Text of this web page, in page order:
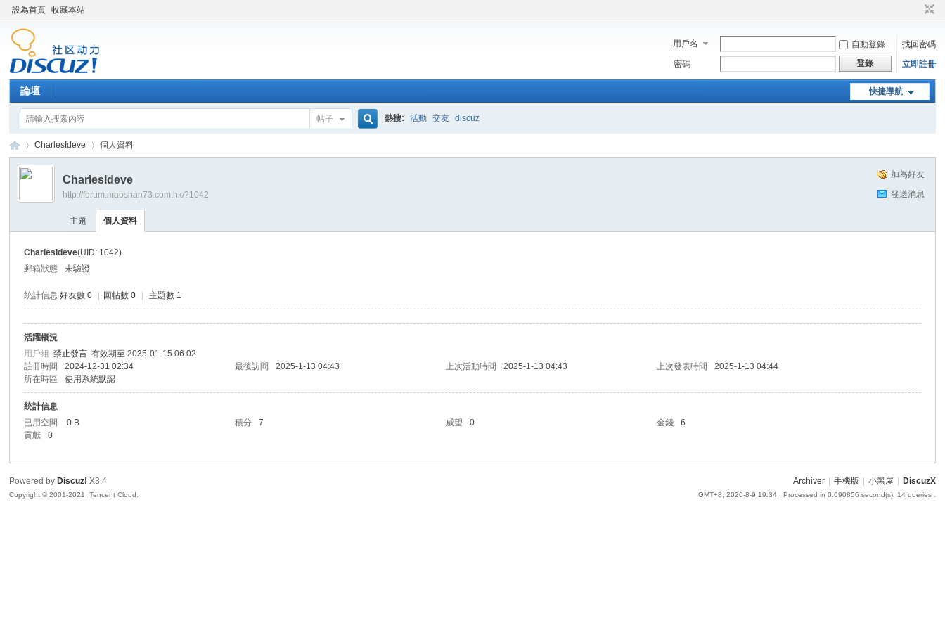
設為首頁 收藏本站
用戶名 自動登錄
找回密碼
密碼
登錄 立即註冊
快捷導航
論壇
帖子 熱搜: 活動 交友 discuz
uz!
›
CharlesIdeve 個人資料
加為好友
發送消息
CharlesIdeve
http://forum.maoshan73.com.hk/?1042
主題 個人資料
CharlesIdeve(UID: 1042)
郵箱狀態
未驗證
統計信息 好友數 0 回帖數 0 主題數 1
活躍概況
用戶組禁止發言 有效期至 2035-01-15 06:02
註冊時間
2024-12-31 02:34 最後訪問 2025-1-13 04:43 上次活動時間 2025-1-13 04:43 上次發表時間
2025-1-13 04:44
所在時區
使用系統默認
統計信息
已用空間
0 B 積分 7 威望 0 金錢
6
貢獻
0
Archiver 手機版 小黑屋 DiscuzX
GMT+8, 2026-8-9 19:34, Processed in 0.090856 second(s), 14 queries .
Powered by Discuz! X3.4
Copyright © 2001-2021, Tencent Cloud.